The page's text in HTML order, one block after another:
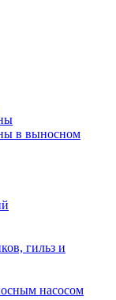
в выносном
гильз и
насосом